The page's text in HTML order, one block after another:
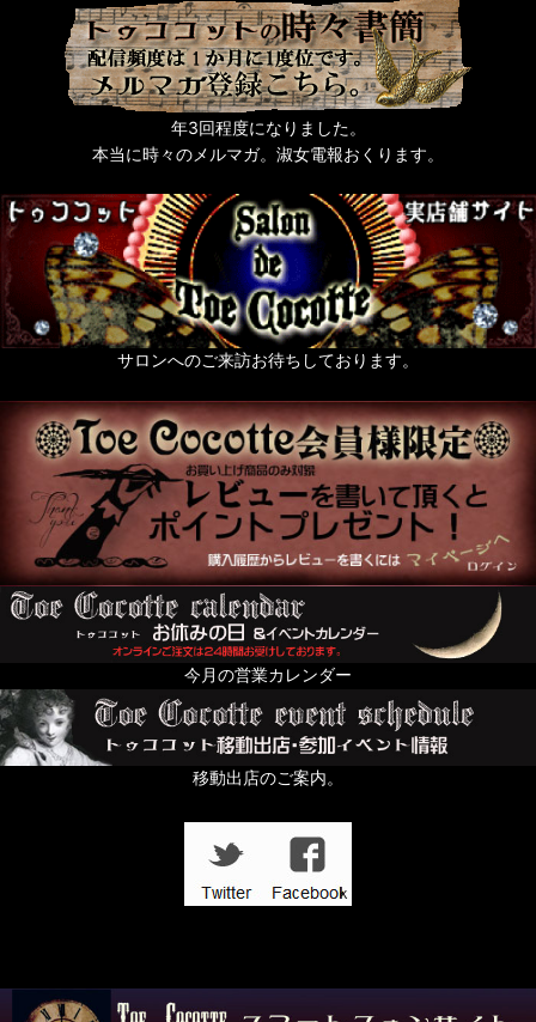
年3回程度になりました。
本当に時々のメルマガ。淑女電報おくります。
サロンへのご来訪お待ちしております。
今月の営業カレンダー
移動出店のご案内。